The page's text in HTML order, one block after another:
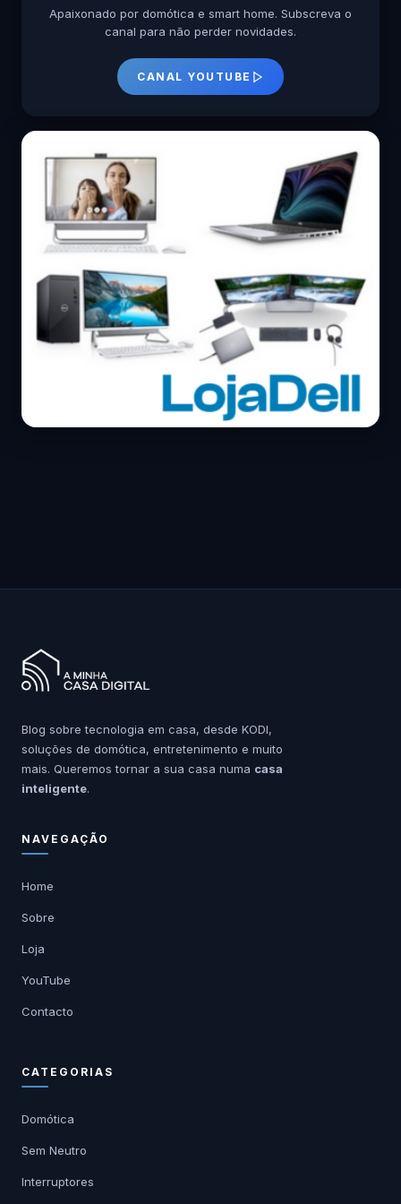
Apaixonado por domótica e smart home. Subscreva o
canal para não perder novidades.
CANAL YOUTUBE
Blog sobre tecnologia em casa, desde KODI,
soluções de domótica, entretenimento e muito
mais. Queremos tornar a sua casa numa casa
inteligente.
NAVEGAÇÃO
Home
Sobre
Loja
YouTube
Contacto
CATEGORIAS
Domótica
Sem Neutro
Interruptores